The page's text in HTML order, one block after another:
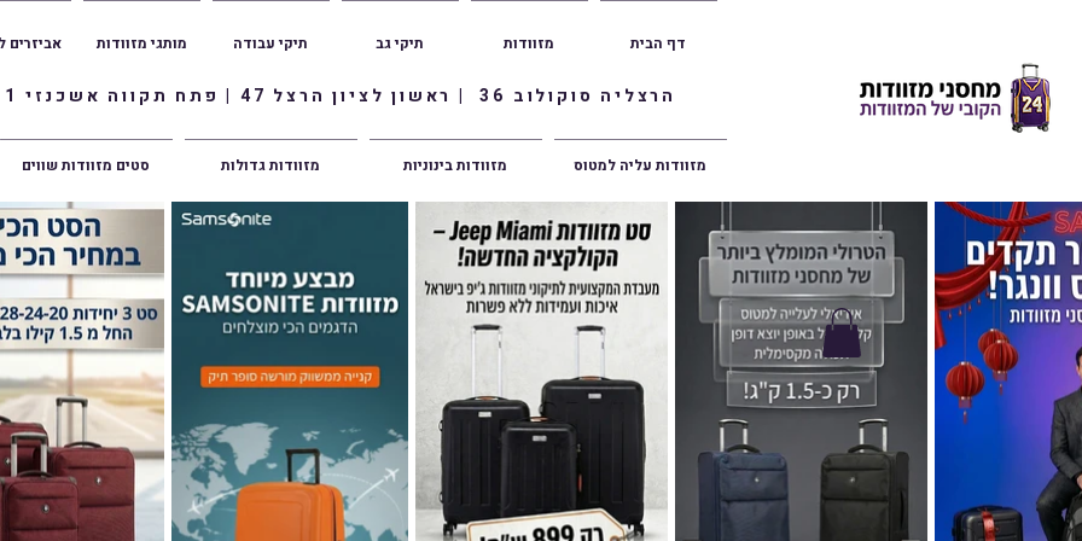
הרצליה סוקולוב 36 | ראשון לציון הרצל 47 | פתח תקווה אשכנזי 1
אביזרים מותגי מזוודות תיקי עבודה תיקי גב מזוודות דף הבית
סטים מזוודות שווים מזוודות גדולות מזוודות בינוניות מזוודות עליה למטוס